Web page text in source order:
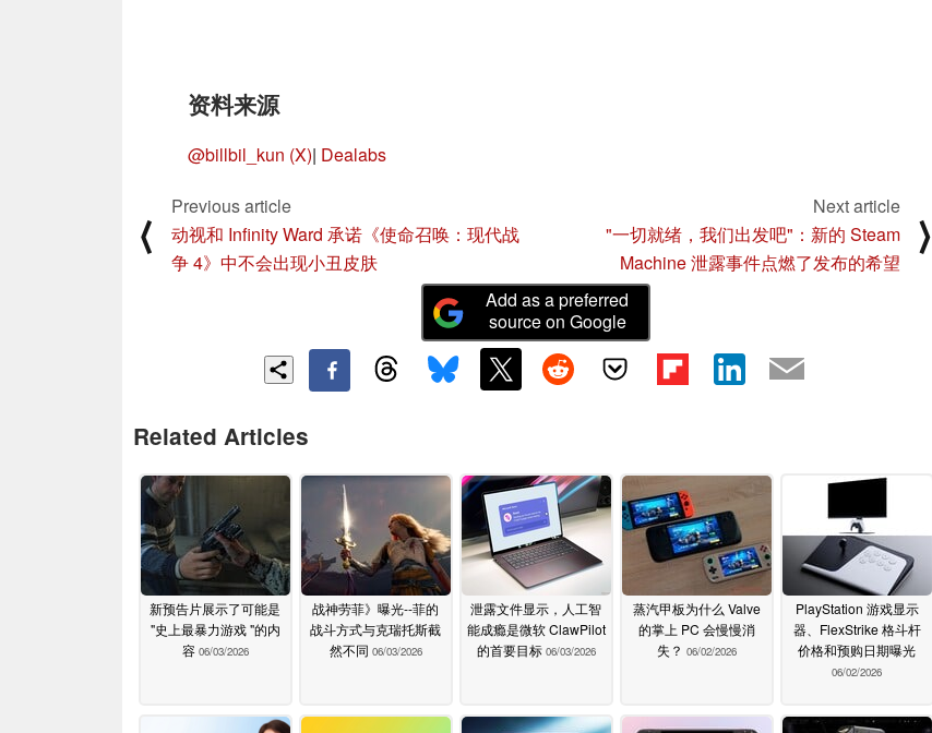
资料来源
@billbil_kun (X)| Dealabs
⟨
Previous article
动视和 Infinity Ward 承诺《使命召唤：现代战
争 4》中不会出现小丑皮肤
Next article
"一切就绪，我们出发吧"：新的 Steam
Machine 泄露事件点燃了发布的希望
⟩
Add as a preferred
source on Google
Related Articles
新预告片展示了可能是
"史上最暴力游戏 "的内
容 06/03/2026
战神劳菲》曝光--菲的
战斗方式与克瑞托斯截
然不同 06/03/2026
泄露文件显示，人工智
能成瘾是微软 ClawPilot
的首要目标 06/03/2026
蒸汽甲板为什么 Valve
的掌上 PC 会慢慢消
失？ 06/02/2026
PlayStation 游戏显示
器、FlexStrike 格斗杆
价格和预购日期曝光
06/02/2026